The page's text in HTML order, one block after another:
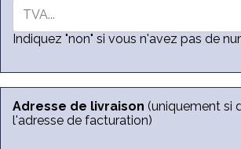
Indiquez "non" si vous n'avez pas de
Adresse de livraison (uniquement si
l'adresse de facturation)